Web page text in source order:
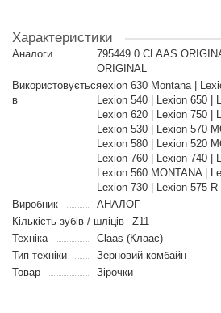
Характеристики
Аналоги
795449.0 CLAAS
ORIGINAL
Використовується
в
Lexion 630 Montana |
Lexion 540 | Lexion 650 |
Lexion 620 | Lexion 750 |
Lexion 530 | Lexion 570
Lexion 580 | Lexion 520
Lexion 760 | Lexion 740 |
Lexion 560 MONTANA |
Lexion 730 | Lexion 575
Виробник
АНАЛОГ
Кількість зубів / шліців
Z11
Техніка
Claas (Клаас)
Тип техніки
Зерновий комбайн
Товар
Зірочки